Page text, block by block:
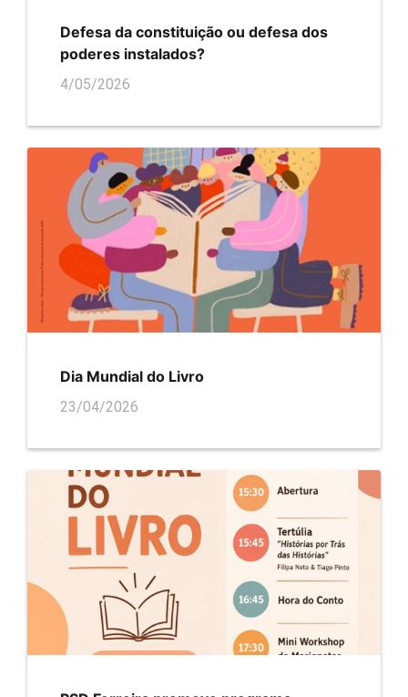
Defesa da constituição ou defesa dos
poderes instalados?
4/05/2026
Dia Mundial do Livro
23/04/2026